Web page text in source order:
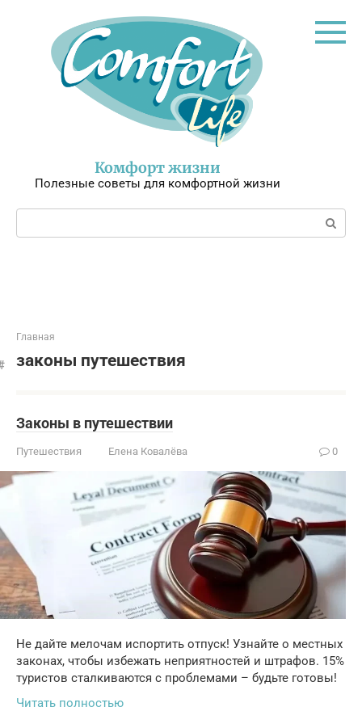
Комфорт жизни
Полезные советы для комфортной жизни
Поиск:
Главная
законы путешествия
Законы в путешествии
Путешествия Елена Ковалёва 0
Не дайте мелочам испортить отпуск! Узнайте о местных
законах, чтобы избежать неприятностей и штрафов. 15%
туристов сталкиваются с проблемами – будьте готовы!
Читать полностью